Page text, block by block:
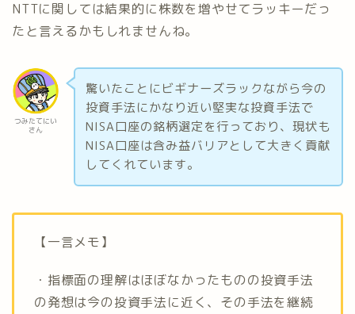
NTTに関しては結果的に株数を増やせてラッキーだっ
たと言えるかもしれませんね。
つみたてにい
さん
驚いたことにビギナーズラックながら今の
投資手法にかなり近い堅実な投資手法で
NISA口座の銘柄選定を行っており、現状も
NISA口座は含み益バリアとして大きく貢献
してくれています。
【一言メモ】
・指標面の理解はほぼなかったものの投資手法
の発想は今の投資手法に近く、その手法を継続